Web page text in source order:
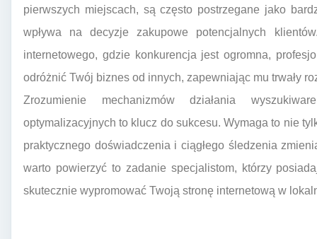
pierwszych miejscach, są często postrzegane jako
wpływa na decyzje zakupowe potencjalnych
internetowego, gdzie konkurencja jest ogromna,
odróżnić Twój biznes od innych, zapewniając mu trwały
Zrozumienie mechanizmów działania
optymalizacyjnych to klucz do sukcesu. Wymaga to nie
praktycznego doświadczenia i ciągłego śledzenia
warto powierzyć to zadanie specjalistom, którzy
skutecznie wypromować Twoją stronę internetową w